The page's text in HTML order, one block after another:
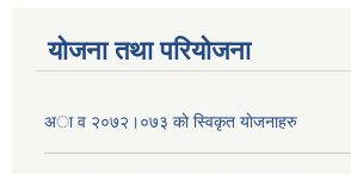
योजना तथा परियोजना
अा व २०७२।०७३ काे स्विकृत याेजनाहरु